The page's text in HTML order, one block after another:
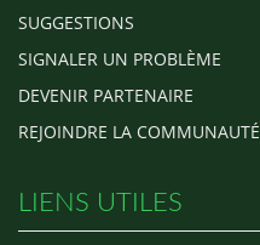
SUGGESTIONS
SIGNALER UN PROBLÈME
DEVENIR PARTENAIRE
REJOINDRE LA COMMUNAUTÉ
LIENS UTILES